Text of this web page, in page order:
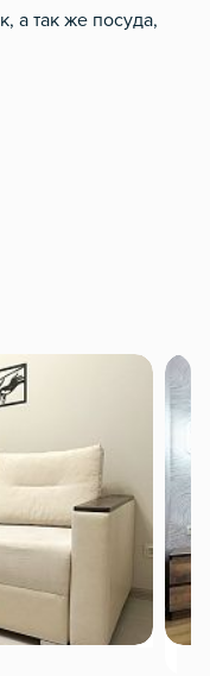
а так же посуда,